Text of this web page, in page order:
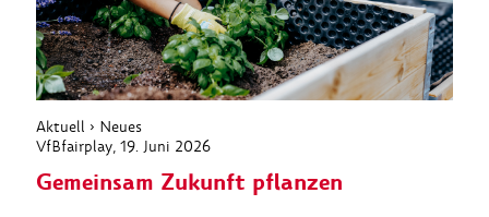
Aktuell › Neues
VfBfairplay, 19. Juni 2026
Gemeinsam Zukunft pflanzen